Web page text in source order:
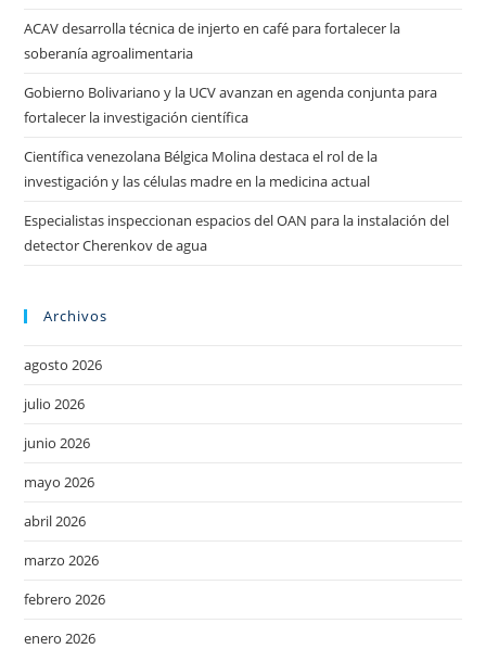
ACAV desarrolla técnica de injerto en café para fortalecer la
soberanía agroalimentaria
Gobierno Bolivariano y la UCV avanzan en agenda conjunta para
fortalecer la investigación científica
Científica venezolana Bélgica Molina destaca el rol de la
investigación y las células madre en la medicina actual
Especialistas inspeccionan espacios del OAN para la instalación del
detector Cherenkov de agua
Archivos
agosto 2026
julio 2026
junio 2026
mayo 2026
abril 2026
marzo 2026
febrero 2026
enero 2026